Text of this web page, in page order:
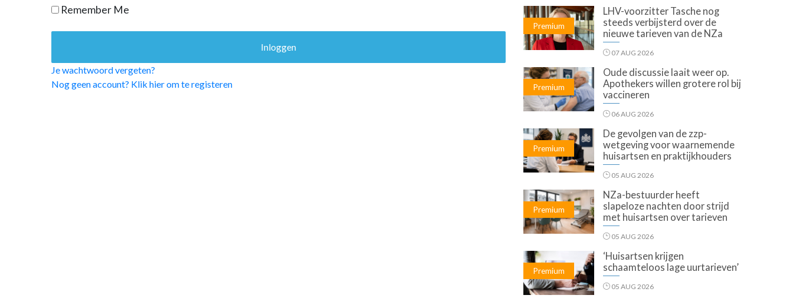
PRAKTIJKZAKEN
VPHUISARTSEN
MEDISCHE VAKHANDEL
Remember Me
Je wachtwoord vergeten?
Nog geen account? Klik hier om te registeren
Premium
LHV-voorzitter Tasche nog
steeds verbijsterd over de
nieuwe tarieven van de NZa
07 AUG 2026
Premium
Oude discussie laait weer op.
Apothekers willen grotere rol bij
vaccineren
06 AUG 2026
Premium
De gevolgen van de zzp-
wetgeving voor waarnemende
huisartsen en praktijkhouders
05 AUG 2026
Premium
NZa-bestuurder heeft
slapeloze nachten door strijd
met huisartsen over tarieven
05 AUG 2026
Premium
‘Huisartsen krijgen
schaamteloos lage uurtarieven’
05 AUG 2026